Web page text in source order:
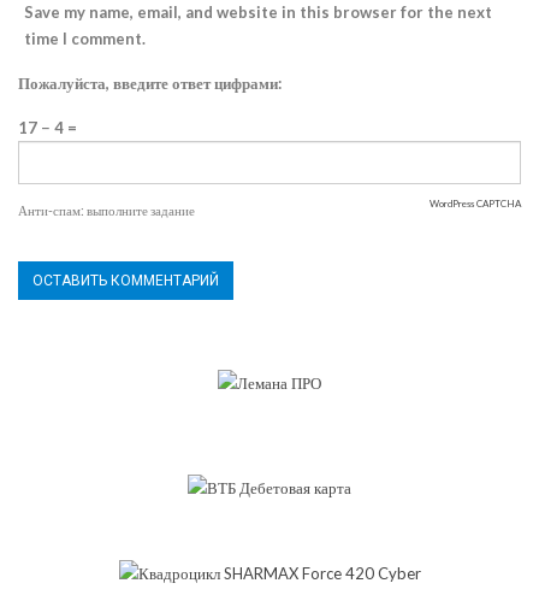
Save my name, email, and website in this browser for the next
time I comment.
Пожалуйста, введите ответ цифрами:
17 − 4 =
Анти-спам: выполните задание WordPress CAPTCHA